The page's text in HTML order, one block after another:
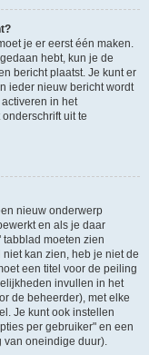
je er eerst één maken.
hebt, kun je de
bericht plaatst. Je kunt er
ieder nieuw bericht wordt
in het
uit te
nieuw onderwerp
en als je daar
moeten zien
kan zien, heb je niet de
een titel voor de peiling
invullen in het
de beheerder), met elke
Je kunt ook instellen
per gebruiker" en een
van oneindige duur).